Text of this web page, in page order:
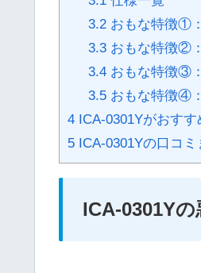
3.2おもな特徴①
3.3おもな特徴②
3.4おもな特徴③
3.5おもな特徴④
4 ICA-0301Yがおすす
5 ICA-0301Yの口コミ
ICA-0301Yの